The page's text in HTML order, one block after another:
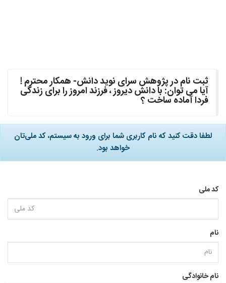
ثبت ‌نام در پژوهش سرای نوید دانش- همکار محترم !
آیا می توان: با دانش دیروز ، فرزند امروز را برای زندگی
فردا آماده ساخت ؟
لطفا دقت کنید که نام کاربری شما برای ورود به سیستم، کد ملی‌تان
خواهد بود.
کد ملی
نام
نام خانوادگی